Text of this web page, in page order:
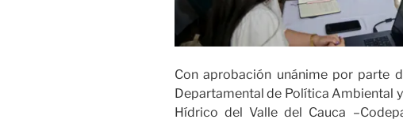
Con aprobación unánime por parte
Departamental de Política Ambiental
Hídrico del Valle del Cauca